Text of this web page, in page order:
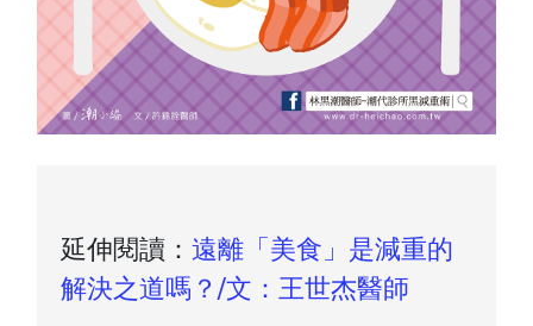
延伸閱讀：遠離「美食」是減重的
解決之道嗎？/文：王世杰醫師